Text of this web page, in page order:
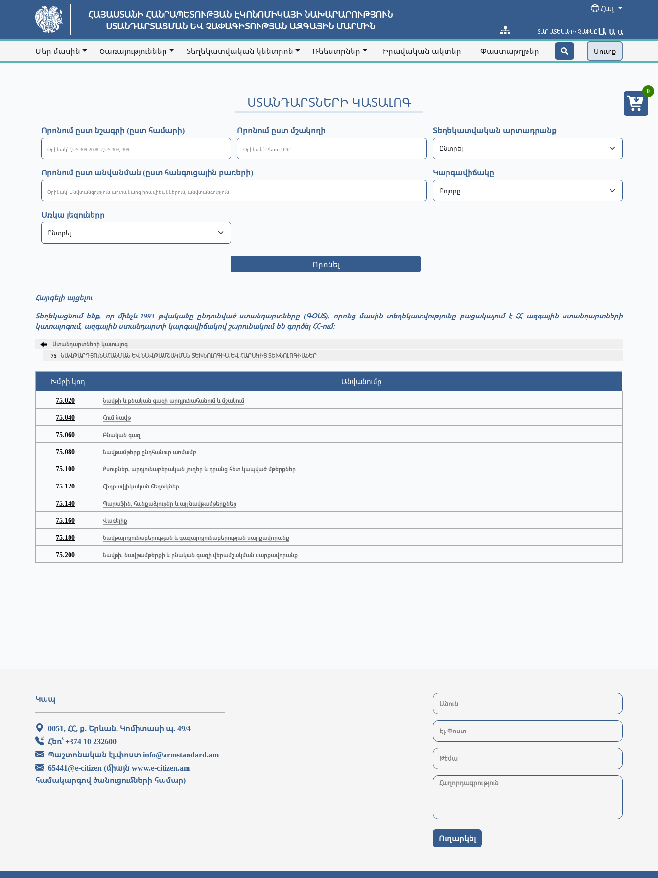
ՀԱՅԱՍՏԱՆԻ ՀԱՆՐԱՊԵՏՈՒԹՅԱՆ ԷԿՈՆՈՄԻԿԱՅԻ ՆԱԽԱՐԱՐՈՒԹՅՈՒՆ
ՍՏԱՆԴԱՐՏԱՑՄԱՆ ԵՎ ՉԱՓԱԳԻՏՈՒԹՅԱՆ ԱԶԳԱՅԻՆ ՄԱՐՄԻՆ
Հայ
ՏԱՌԱՏԵՍԱԿԻ ՉԱՓՍԸԱ Ա Ա
Մեր մասին Ծառայություններ Տեղեկատվական կենտրոն Ռեեստրներ Իրավական ակտեր Փաստաթղթեր Մուտք
ՍՏԱՆԴԱՐՏՆԵՐԻ ԿԱՏԱԼՈԳ
Որոնում ըստ նշագրի (ըստ համարի) Որոնում ըստ մշակողի Տեղեկատվական արտադրանք
Որոնում ըստ անվանման (ըստ հանգուցային բառերի) Կարգավիճակը
Առկա լեզուները
Որոնել
Հարգելի այցելու
Տեղեկացնում ենք, որ մինչև 1993 թվականը ընդունված ստանդարտները (ԳՕՍՏ), որոնց մասին տեղեկատվությունը բացակայում է ՀՀ ազգային ստանդարտների
կատալոգում, ազգային ստանդարտի կարգավիճակով շարունակում են գործել ՀՀ-ում։
Ստանդարտների կատալոգ
75 ՆԱՎԹԱՐԴՅՈւՆԱՀԱՆՄԱՆ ԵՎ ՆԱՎԹԱՄՇԱԿՄԱՆ ՏԵԽՆՈԼՈԳԻԱ ԵՎ ՀԱՐԱԿԻՑ ՏԵԽՆՈԼՈԳԻԱՆԵՐ
Խմբի կոդ
Անվանումը
75.020
Նավթի և բնական գազի արդյունահանում և մշակում
75.040 Հում նավթ
75.060 Բնական գազ
75.080 Նավթամթերք ընդհանուր առմամբ
75.100 Քսուքներ, արդյունաբերական յուղեր և դրանց հետ կապված մթերքներ
75.120 Հիդրավլիկական հեղուկներ
75.140 Պարաֆին, հանքաձյութեր և այլ նավթամթերքներ
75.160 Վառելիք
75.180 Նավթարդյունաբերության և գազարդյունաբերության սարքավորանք
75.200 Նավթի, նավթամթերքի և բնական գազի վերամշակման սարքավորանք
Կապ
0051, ՀՀ, ք. Երևան, Կոմիտասի պ. 49/4
Հեռ՝ +374 10 232600
Պաշտոնական էլ.փոստ info@armstandard.am
65441@e-citizen (միայն www.e-citizen.am
համակարգով ծանուցումների համար)
Ուղարկել
0